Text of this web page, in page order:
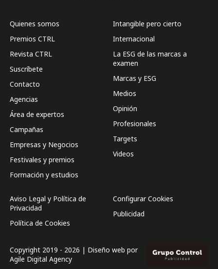
Quienes somos
Premios CTRL
Revista CTRL
Suscríbete
Contacto
Agencias
Área de expertos
Campañas
Empresas y Negocios
Festivales y premios
Formación y estudios
Intangible pero cierto
Internacional
La ESG de las marcas a
examen
Marcas y ESG
Medios
Opinión
Profesionales
Targets
Videos
Aviso Legal y Política de
Privacidad
Política de Cookies
Configurar Cookies
Publicidad
Copyright 2019 - 2026 | Diseño web por
Agile Digital Agency